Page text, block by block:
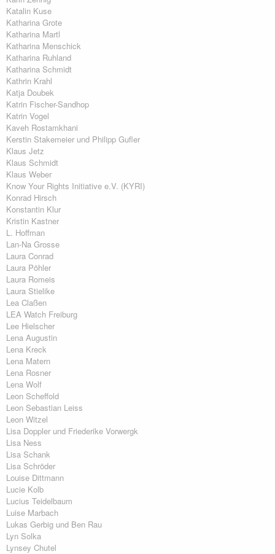
Katalin Kuse
Katharina Grote
Katharina Martl
Katharina Menschick
Katharina Ruhland
Katharina Schmidt
Kathrin Krahl
Katja Doubek
Katrin Fischer-Sandhop
Katrin Vogel
Kaveh Rostamkhani
Kerstin Stakemeier und Philipp Gufler
Klaus Jetz
Klaus Schmidt
Klaus Weber
Know Your Rights Initiative e.V. (KYRI)
Konrad Hirsch
Konstantin Klur
Kristin Kastner
L. Hoffman
Lan-Na Grosse
Laura Conrad
Laura Pöhler
Laura Romeis
Laura Stielike
Lea Claßen
LEA Watch Freiburg
Lee Hielscher
Lena Augustin
Lena Kreck
Lena Matern
Lena Rosner
Lena Wolf
Leon Scheffold
Leon Sebastian Leiss
Leon Witzel
Lisa Doppler und Friederike Vorwergk
Lisa Ness
Lisa Schank
Lisa Schröder
Louise Dittmann
Lucie Kolb
Lucius Teidelbaum
Luise Marbach
Lukas Gerbig und Ben Rau
Lyn Solka
Lynsey Chutel